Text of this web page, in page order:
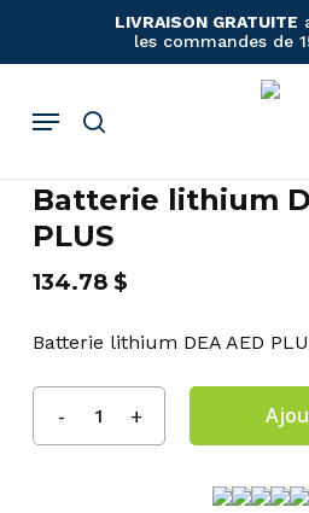
LIVRAISON GRATUITE
les commandes de
Menu
Close
Batterie lithium
PLUS
134.78 $
Batterie lithium DEA AED